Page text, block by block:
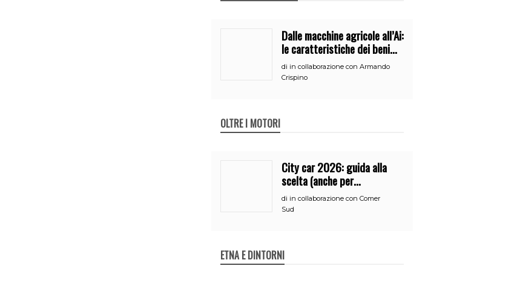
Dalle macchine agricole all’Ai:
le caratteristiche dei beni
per accedere
all’iperammortamento
di in collaborazione con Armando
Crispino
OLTRE I MOTORI
City car 2026: guida alla
scelta (anche per
neopatentati)
di in collaborazione con Comer
Sud
ETNA E DINTORNI